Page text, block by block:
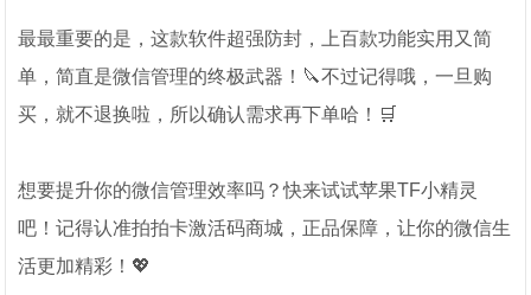
最最重要的是，这款软件超强防封，上百款功能实用又简
单，简直是微信管理的终极武器！🔪不过记得哦，一旦购
买，就不退换啦，所以确认需求再下单哈！🛒
想要提升你的微信管理效率吗？快来试试苹果TF小精灵
吧！记得认准拍拍卡激活码商城，正品保障，让你的微信生
活更加精彩！💖